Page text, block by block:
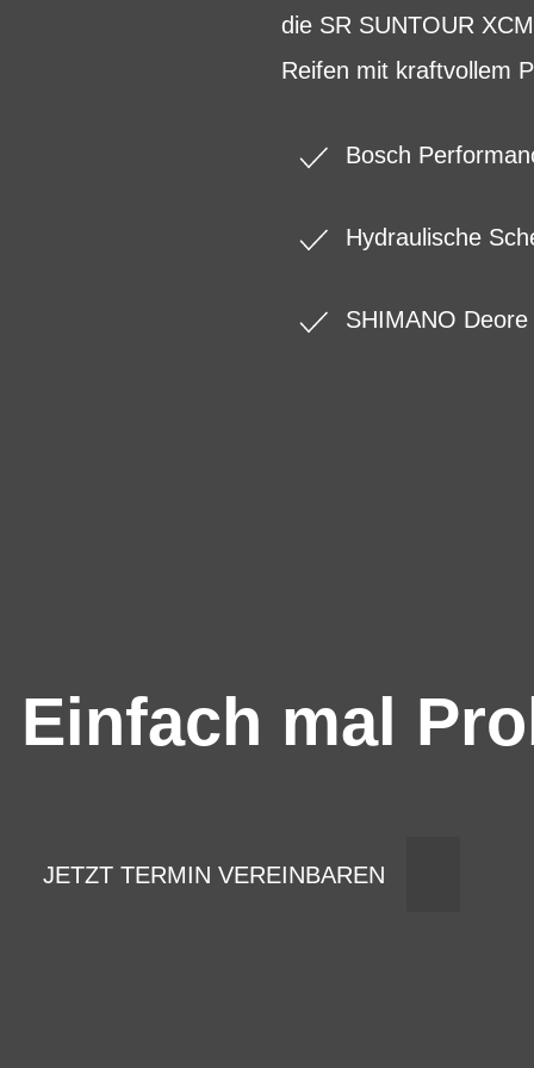
die SR SUNTOUR
Reifen mit kraftvollem
Bosch
Hydraulische
SHIMANO
Einfach mal
JETZT TERMIN VEREINBAREN